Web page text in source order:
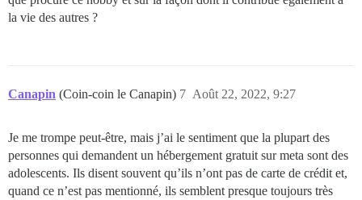
la vie des autres ?
Canapin (Coin-coin le Canapin) Août 22, 2022, 9:27
7
Je me trompe peut-être, mais j’ai le sentiment que la plupart des
personnes qui demandent un hébergement gratuit sur meta sont des
adolescents. Ils disent souvent qu’ils n’ont pas de carte de crédit et,
quand ce n’est pas mentionné, ils semblent presque toujours très